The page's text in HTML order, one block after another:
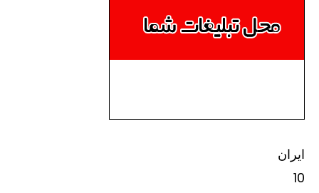
ایران
10